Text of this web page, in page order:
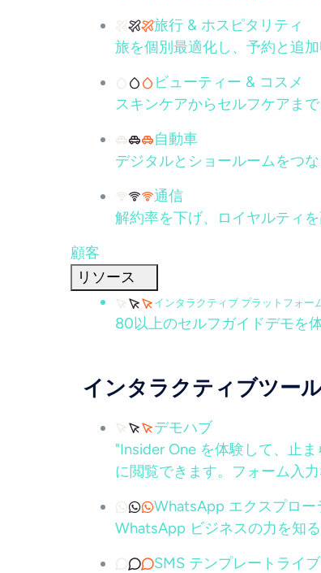
旅行 & ホスピタリティ
旅を個別最適化し、予約と追
ビューティー & コスメ
スキンケアからセルフケアま
自動車
デジタルとショールームをつ
通信
解約率を下げ、ロイヤルティ
顧客
リソース
インタラクティブ プラットフォー
80以上のセルフガイドデモを
インタラクティブツー
デモハブ
"Insider One を体験して、止
に閲覧できます。フォーム入
WhatsApp エクスプロー
WhatsApp ビジネスの力を知る
SMS テンプレートライ